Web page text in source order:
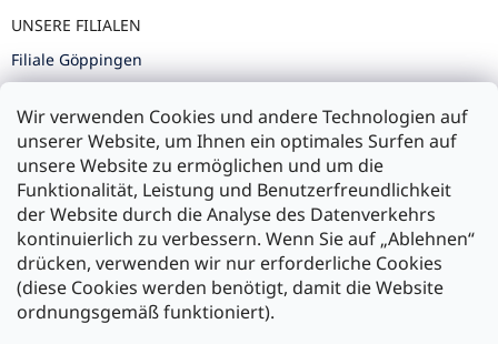
Wir verwenden Cookies und andere Technologien auf
unserer Website, um Ihnen ein optimales Surfen auf
unsere Website zu ermöglichen und um die
Funktionalität, Leistung und Benutzerfreundlichkeit
der Website durch die Analyse des Datenverkehrs
kontinuierlich zu verbessern. Wenn Sie auf „Ablehnen“
drücken, verwenden wir nur erforderliche Cookies
(diese Cookies werden benötigt, damit die Website
ordnungsgemäß funktioniert).
UNSERE FILIALEN
Filiale Göppingen
Filiale Ulm
Zahlung und Versand
Versand mit: